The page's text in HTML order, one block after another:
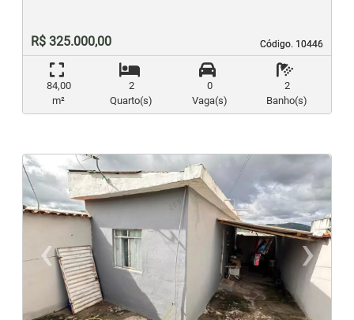
Código. 10446
Código. 10446
R$ 325.000,00
84,00
m²
2
Quarto(s)
0
Vaga(s)
2
Banho(s)
‹
Previous
›